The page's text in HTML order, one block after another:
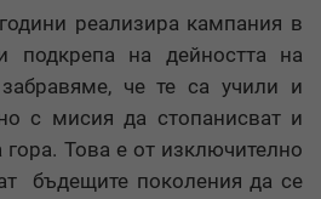
реализира кампания в
подкрепа на дейността на
че те са учили и
с мисия да стопанисват и
гора. Това е от изключително
бъдещите поколения да се